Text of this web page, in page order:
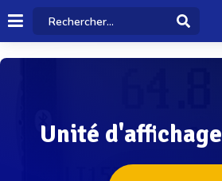
Unité d'affichage